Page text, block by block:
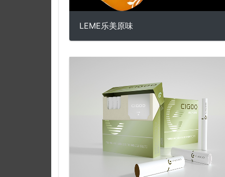
LEME乐美原味